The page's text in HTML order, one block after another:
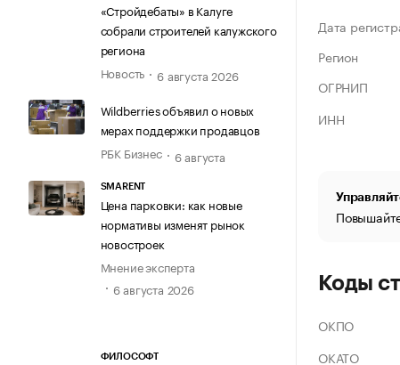
«Стройдебаты» в Калуге
собрали строителей калужского
региона
Новость
6 августа 2026
Wildberries объявил о новых
мерах поддержки продавцов
РБК Бизнес
6 августа
SMARENT
Цена парковки: как новые
нормативы изменят рынок
новостроек
Мнение эксперта
6 августа 2026
ФИЛОСОФТ
Дата
Регион
ОГРНИП
ИНН
Коды
ОКПО
ОКАТО